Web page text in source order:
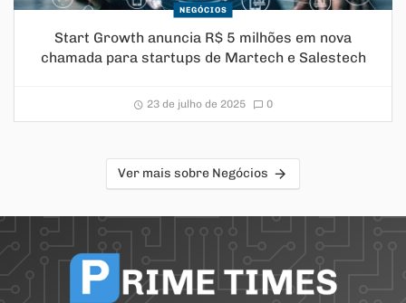
NEGÓCIOS
Start Growth anuncia R$ 5 milhões em nova
chamada para startups de Martech e Salestech
23 de julho de 2025 0
Ver mais sobre Negócios